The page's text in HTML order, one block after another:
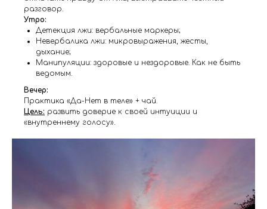
разговор.
Утро:
Детекция лжи: вербальные маркеры;
Невербалика лжи: микровыражения, жесты,
дыхание;
Манипуляции: здоровые и нездоровые. Как не быть
ведомым.
Вечер:
Практика «Да-Нет в теле» + чай.
Цель: развить доверие к своей интуиции и
«внутреннему голосу».